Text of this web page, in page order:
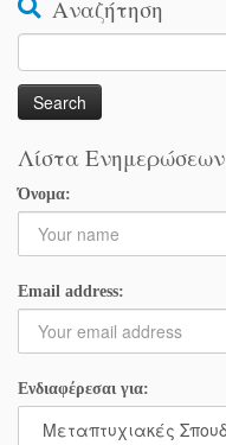
Αναζήτηση
for:
Λίστα Ενημερώσεων
Όνομα:
Email address:
Ενδιαφέρεσαι για: